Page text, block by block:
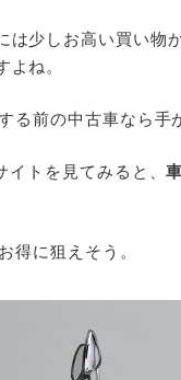
少しお高い買い物
ね。
前の中古車なら手
イトを見てみると、
得に狙えそう。